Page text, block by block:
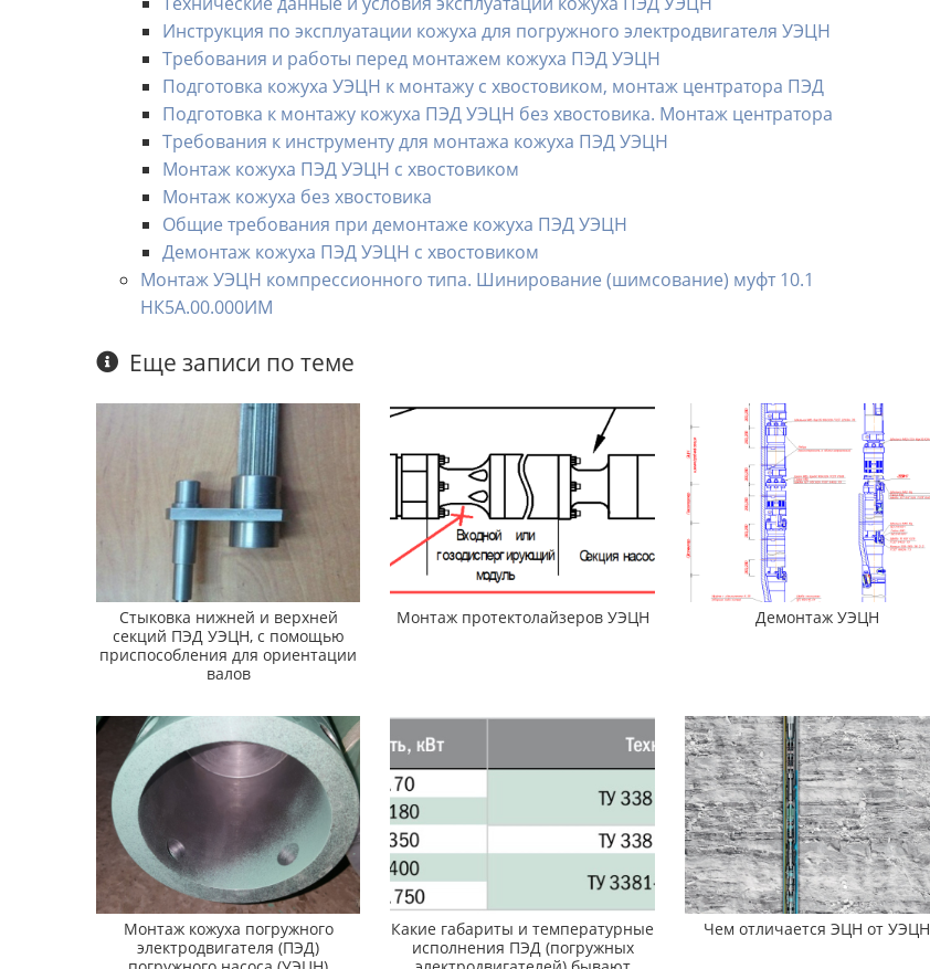
Инструкция по эксплуатации кожуха для погружного электродвигателя УЭЦН
Требования и работы перед монтажем кожуха ПЭД УЭЦН
Подготовка кожуха УЭЦН к монтажу с хвостовиком, монтаж центратора ПЭД
Подготовка к монтажу кожуха ПЭД УЭЦН без хвостовика. Монтаж центратора
Требования к инструменту для монтажа кожуха ПЭД УЭЦН
Монтаж кожуха ПЭД УЭЦН с хвостовиком
Монтаж кожуха без хвостовика
Общие требования при демонтаже кожуха ПЭД УЭЦН
Демонтаж кожуха ПЭД УЭЦН с хвостовиком
Монтаж УЭЦН компрессионного типа. Шинирование (шимсование) муфт 10.1
НК5А.00.000ИМ
Еще записи по теме
Стыковка нижней и верхней
секций ПЭД УЭЦН, с помощью
приспособления для ориентации
валов
Монтаж протектолайзеров УЭЦН Демонтаж УЭЦН
Монтаж кожуха погружного
электродвигателя (ПЭД)
Какие габариты и температурные
исполнения ПЭД (погружных
Чем отличается ЭЦН от УЭЦН